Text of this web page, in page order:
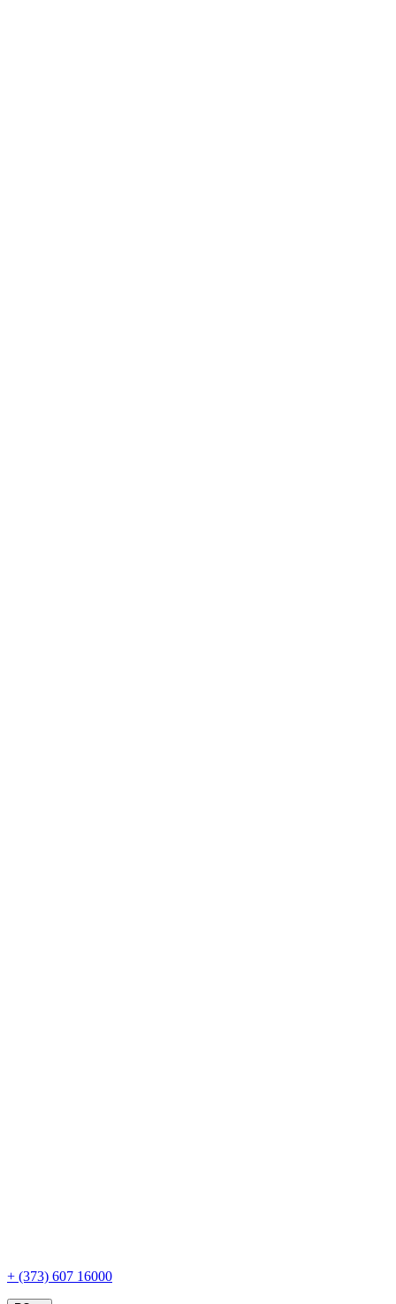
+ (373) 607 16000